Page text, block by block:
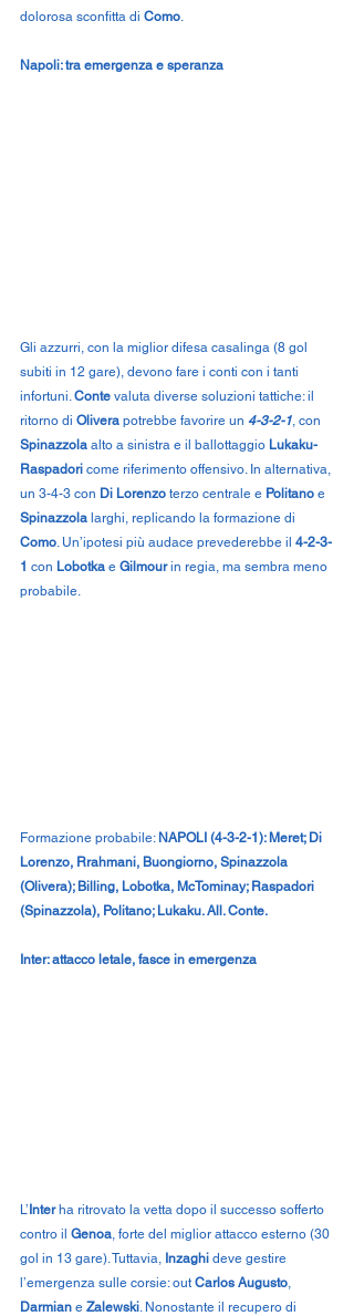
dolorosa sconfitta di Como.
Napoli: tra emergenza e speranza
Gli azzurri, con la miglior difesa casalinga (8 gol
subiti in 12 gare), devono fare i conti con i tanti
infortuni. Conte valuta diverse soluzioni tattiche: il
ritorno di Olivera potrebbe favorire un 4-3-2-1, con
Spinazzola alto a sinistra e il ballottaggio Lukaku-
Raspadori come riferimento offensivo. In alternativa,
un 3-4-3 con Di Lorenzo terzo centrale e Politano e
Spinazzola larghi, replicando la formazione di
Como. Un’ipotesi più audace prevederebbe il 4-2-3-
1 con Lobotka e Gilmour in regia, ma sembra meno
probabile.
Formazione probabile: NAPOLI (4-3-2-1): Meret; Di
Lorenzo, Rrahmani, Buongiorno, Spinazzola
(Olivera); Billing, Lobotka, McTominay; Raspadori
(Spinazzola), Politano; Lukaku. All. Conte.
Inter: attacco letale, fasce in emergenza
L’Inter ha ritrovato la vetta dopo il successo sofferto
contro il Genoa, forte del miglior attacco esterno (30
gol in 13 gare). Tuttavia, Inzaghi deve gestire
l’emergenza sulle corsie: out Carlos Augusto,
Darmian e Zalewski. Nonostante il recupero di